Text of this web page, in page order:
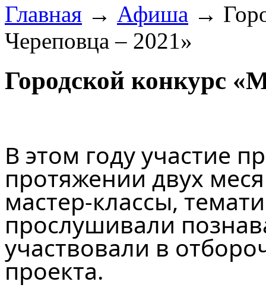
Главная → Афиша →
Череповца – 2021»
Городской конкурс
В этом году участие
протяжении двух
мастер-классы,
прослушивали
участвовали в
проекта.